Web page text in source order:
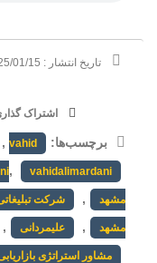
تاریخ انتشار : 01/15
اشتراک
برچسب‌ها: , vahid
, vahidalimardani
مشهد , شرکت
مشهد , علیمردانی ,
مشاور استراتژی